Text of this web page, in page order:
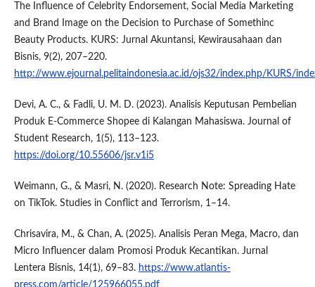
The Influence of Celebrity Endorsement, Social Media Marketing
and Brand Image on the Decision to Purchase of Somethinc
Beauty Products. KURS: Jurnal Akuntansi, Kewirausahaan dan
Bisnis, 9(2), 207–220.
http://www.ejournal.pelitaindonesia.ac.id/ojs32/index.php/KURS/
Devi, A. C., & Fadli, U. M. D. (2023). Analisis Keputusan Pembelian
Produk E-Commerce Shopee di Kalangan Mahasiswa. Journal of
Student Research, 1(5), 113–123.
https://doi.org/10.55606/jsr.v1i5
Weimann, G., & Masri, N. (2020). Research Note: Spreading Hate
on TikTok. Studies in Conflict and Terrorism, 1–14.
Chrisavira, M., & Chan, A. (2025). Analisis Peran Mega, Macro, dan
Micro Influencer dalam Promosi Produk Kecantikan. Jurnal
Lentera Bisnis, 14(1), 69–83. https://www.atlantis-
press.com/article/125966055.pdf